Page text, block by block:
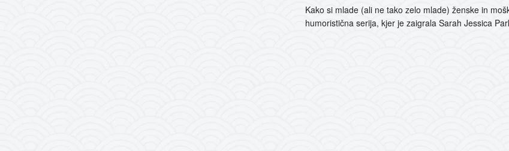
Kako si mlade (ali ne tako zelo mlade) ženske in
humoristična serija, kjer je zaigrala Sarah Jessica